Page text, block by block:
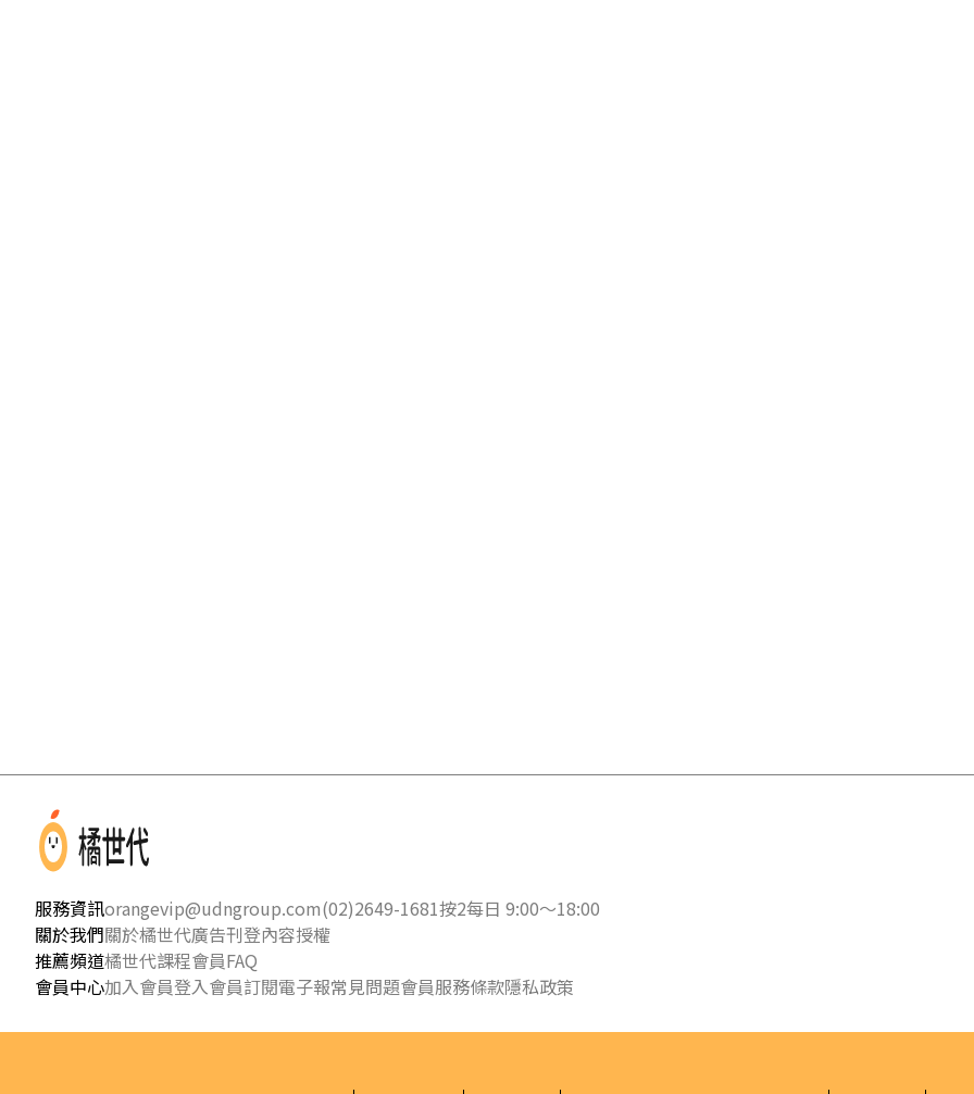
服務資訊orangevip@udngroup.com(02)2649-1681按2每日 9:00～18:00
關於我們關於橘世代廣告刊登內容授權
推薦頻道橘世代課程會員FAQ
會員中心加入會員登入會員訂閱電子報常見問題會員服務條款隱私政策